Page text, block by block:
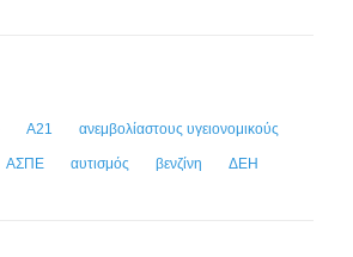
Α21 ανεμβολίαστους υγειονομικούς
ΑΣΠΕ αυτισμός βενζίνη ΔΕΗ